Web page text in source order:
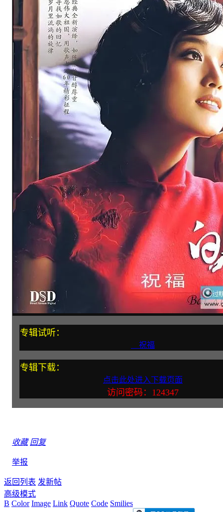
专辑试听：
祝福
专辑下载：
点击此处进入下载页面
访问密码：124347
收藏 回复
举报
返回列表 发新帖
高级模式
B Color Image Link Quote Code Smilies